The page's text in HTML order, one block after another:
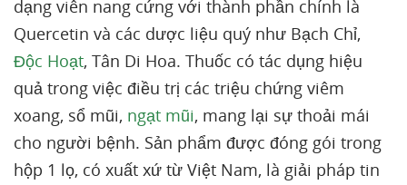
dạng viên nang cứng với thành phần chính là
Quercetin và các dược liệu quý như Bạch Chỉ,
Độc Hoạt, Tân Di Hoa. Thuốc có tác dụng hiệu
quả trong việc điều trị các triệu chứng viêm
xoang, sổ mũi, ngạt mũi, mang lại sự thoải mái
cho người bệnh. Sản phẩm được đóng gói trong
hộp 1 lọ, có xuất xứ từ Việt Nam, là giải pháp tin